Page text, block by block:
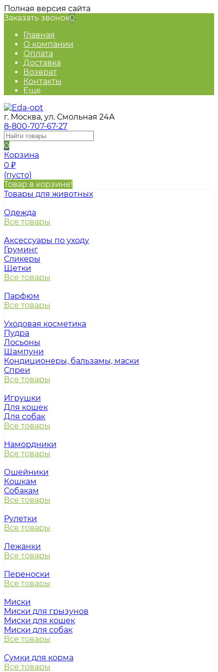
Полная версия сайта
Заказать звонок0
Главная
О компании
Оплата
Доставка
Возврат
Контакты
Еще
г. Москва, ул. Смольная 24А
8-800-707-67-27
0
Корзина
0 ₽
(пусто)
Товар в корзине!
Товары для животных
Одежда
Все товары
Аксессуары по уходу
Груминг
Сликеры
Щетки
Все товары
Парфюм
Все товары
Уходовая косметика
Пудра
Лосьоны
Шампуни
Кондиционеры, бальзамы, маски
Спреи
Все товары
Игрушки
Для кошек
Для собак
Все товары
Намордники
Все товары
Ошейники
Кошкам
Собакам
Все товары
Рулетки
Все товары
Лежанки
Все товары
Переноски
Все товары
Миски
Миски для грызунов
Миски для кошек
Миски для собак
Все товары
Сумки для корма
Все товары